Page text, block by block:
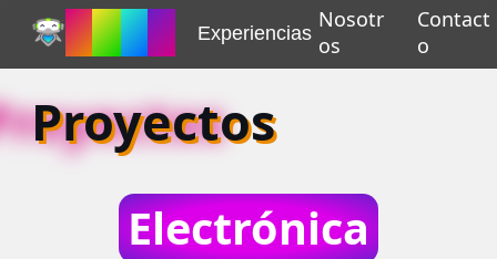
CREA Experiencias
Nosotr
os
Contact
o
Proyectos
Electrónica